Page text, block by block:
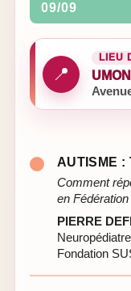
09/09
📍
LIEU
AUTISME :
Comment
en
PIERRE
Fondation